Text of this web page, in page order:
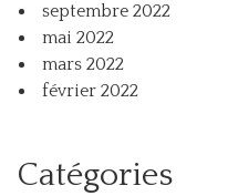
septembre 2022
mai 2022
mars 2022
février 2022
Catégories